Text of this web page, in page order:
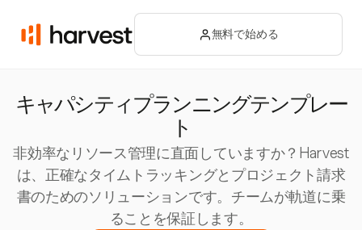
無料で始める
キャパシティプランニングテンプレー
ト
非効率なリソース管理に直面していますか？Harvest
は、正確なタイムトラッキングとプロジェクト請求
書のためのソリューションです。チームが軌道に乗
ることを保証します。